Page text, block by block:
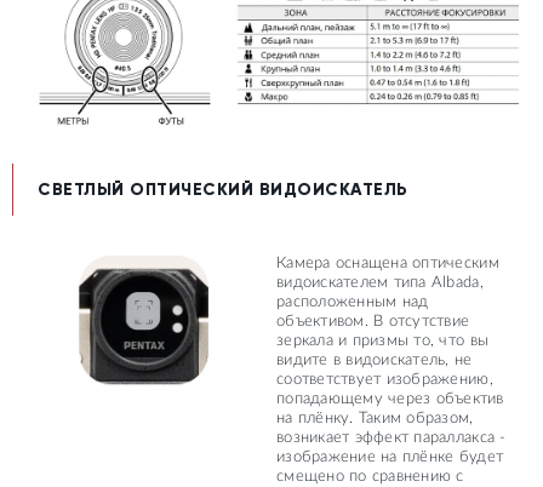
СВЕТЛЫЙ ОПТИЧЕСКИЙ ВИДОИСКАТЕЛЬ
Камера оснащена оптическим
видоискателем типа Albada,
расположенным над
объективом. В отсутствие
зеркала и призмы то, что вы
видите в видоискатель, не
соответствует изображению,
попадающему через объектив
на плёнку. Таким образом,
возникает эффект параллакса -
изображение на плёнке будет
смещено по сравнению с